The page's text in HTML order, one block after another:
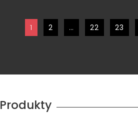
1 2 … 22 23
Produkty